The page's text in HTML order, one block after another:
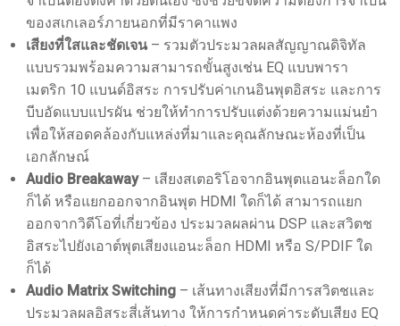
ของสเกเลอร์ภายนอกที่มีราคาแพง
เสียงที่ใสและชัดเจน– รวมตัวประมวลผลสัญญาณดิจิทัล
แบบรวมพร้อมความสามารถขั้นสูงเช่น EQ แบบพารา
เมตริก 10 แบนด์อิสระ การปรับค่าเกนอินพุตอิสระ และการ
บีบอัดแบบแปรผัน ช่วยให้ทำการปรับแต่งด้วยความแม่นยำ
เพื่อให้สอดคล้องกับแหล่งที่มาและคุณลักษณะห้องที่เป็น
เอกลักษณ์
Audio Breakaway– เสียงสเตอริโอจากอินพุตแอนะล็อกใด
ก็ได้ หรือแยกออกจากอินพุต HDMI ใดก็ได้ สามารถแยก
ออกจากวิดีโอที่เกี่ยวข้อง ประมวลผลผ่าน DSP และสวิตช
อิสระไปยังเอาต์พุตเสียงแอนะล็อก HDMI หรือ S/PDIF ใด
ก็ได้
Audio Matrix Switching – เส้นทางเสียงที่มีการสวิตชและ
ประมวลผลอิสระสี่เส้นทาง ให้การกำหนดค่าระดับเสียง EQ